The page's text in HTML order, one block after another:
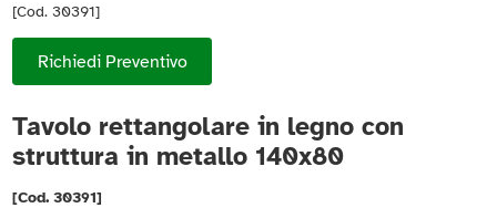
[Cod. 30391]
Richiedi Preventivo
Tavolo rettangolare in legno con
struttura in metallo 140x80
[Cod. 30391]